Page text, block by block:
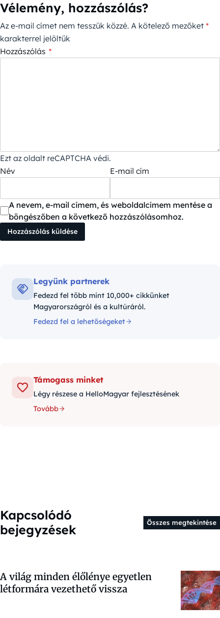
Vélemény, hozzászólás?
Az e-mail címet nem tesszük közzé. A kötelező mezőket *
karakterrel jelöltük
Hozzászólás *
Ezt az oldalt reCAPTCHA védi.
Név
E-mail cím
A nevem, e-mail címem, és weboldalcímem mentése a
böngészőben a következő hozzászólásomhoz.
Legyünk partnerek
Fedezd fel több mint 10,000+ cikkünket
Magyarországról és a kultúráról.
Fedezd fel a lehetőségeket
Támogass minket
Légy részese a HelloMagyar fejlesztésének
Tovább
Kapcsolódó
bejegyzések
Összes megtekintése
A világ minden élőlénye egyetlen
létformára vezethető vissza